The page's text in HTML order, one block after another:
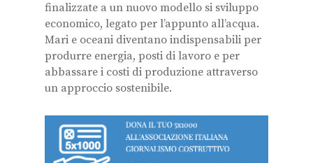
finalizzate a un nuovo modello si sviluppo
economico, legato per l’appunto all’acqua.
Mari e oceani diventano indispensabili per
produrre energia, posti di lavoro e per
abbassare i costi di produzione attraverso
un approccio sostenibile.